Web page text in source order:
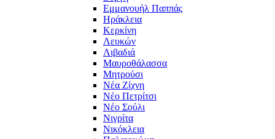
Εμμανουήλ Παππάς
Ηράκλεια
Κερκίνη
Λευκών
Λιβαδιά
Μαυροθάλασσα
Μητρούσι
Νέα Ζίχνη
Νέο Πετρίτσι
Νέο Σούλι
Νιγρίτα
Νικόκλεια